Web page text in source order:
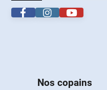
Nos copains